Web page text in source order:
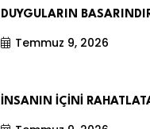
DUYGULARIN
Temmuz 9, 2026
İNSANIN İÇİNİ